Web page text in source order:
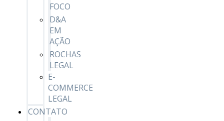
FOCO
D&A
EM
AÇÃO
ROCHAS
LEGAL
E-
COMMERCE
LEGAL
CONTATO